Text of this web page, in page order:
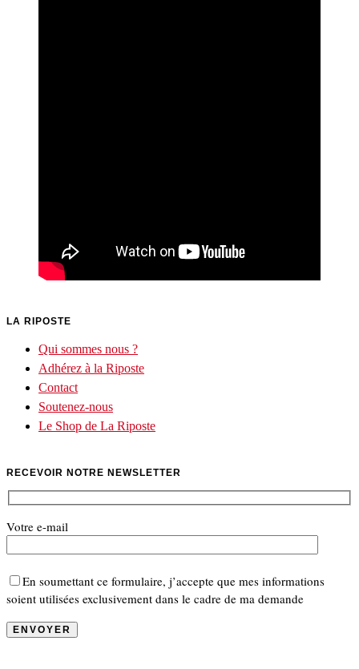
LA RIPOSTE
Qui sommes nous ?
Adhérez à la Riposte
Contact
Soutenez-nous
Le Shop de La Riposte
RECEVOIR NOTRE NEWSLETTER
Votre e-mail
En soumettant ce formulaire, j’accepte que mes informations
soient utilisées exclusivement dans le cadre de ma demande